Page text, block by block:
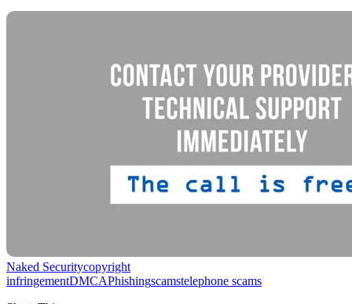
Naked Securitycopyright
infringementDMCAPhishingscamstelephone scams